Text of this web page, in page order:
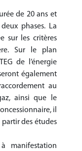
de 20 ans et
phases. La
sur les critères
Sur le plan
de l’énergie
également
au
ainsi que le
il
partir des études
manifestation